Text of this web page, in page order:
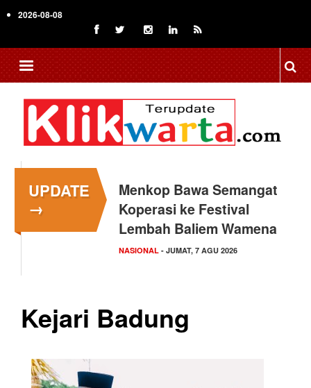
to
content
2026-08-08
UPDATE
→
Menkop Bawa Semangat
Koperasi ke Festival
Lembah Baliem Wamena
NASIONAL - JUMAT, 7 AGU 2026
Kejari Badung